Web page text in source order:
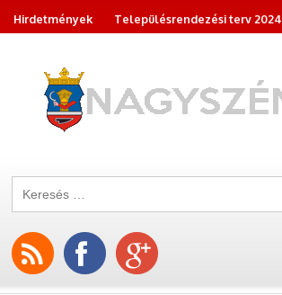
Hirdetmények
Településrendezési terv 2024